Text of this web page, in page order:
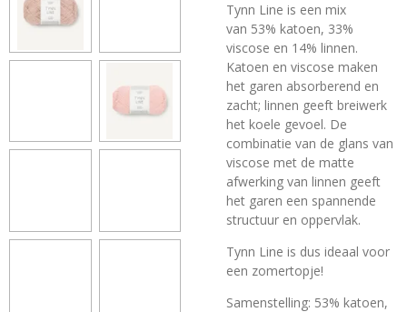
Tynn Line is een mix
van 53% katoen, 33%
viscose en 14% linnen.
Katoen en viscose maken
het garen absorberend en
zacht; linnen geeft breiwerk
het koele gevoel. De
combinatie van de glans van
viscose met de matte
afwerking van linnen geeft
het garen een spannende
structuur en oppervlak.
Tynn Line is dus ideaal voor
een zomertopje!
Samenstelling: 53% katoen,